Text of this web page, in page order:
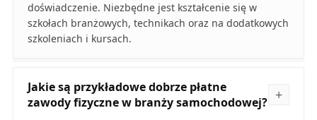
doświadczenie. Niezbędne jest kształcenie się w
szkołach branżowych, technikach oraz na dodatkowych
szkoleniach i kursach.
Jakie są przykładowe dobrze płatne
zawody fizyczne w branży samochodowej?